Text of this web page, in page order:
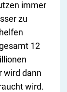
immer
zu
12
wird dann
wird.